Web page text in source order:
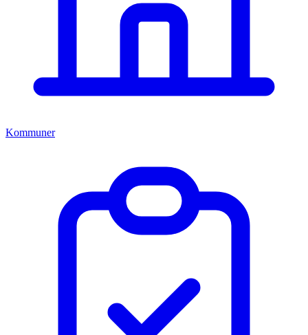
Kommuner